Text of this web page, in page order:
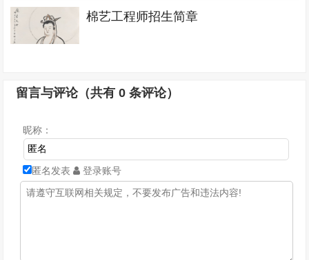
棉艺工程师招生简章
留言与评论（共有0 条评论）
昵称：
匿名发表 登录账号